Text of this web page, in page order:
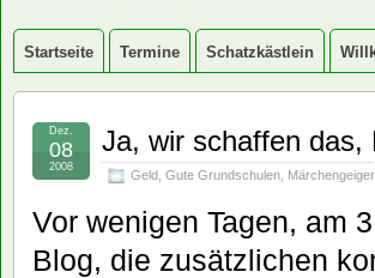
Startseite Termine Schatzkästlein
Ja, wir schaffen das,
Geld Gute Grundschulen Märchengeiger
Dez.
08
2008
Vor wenigen Tagen, am
Blog, die zusätzlichen